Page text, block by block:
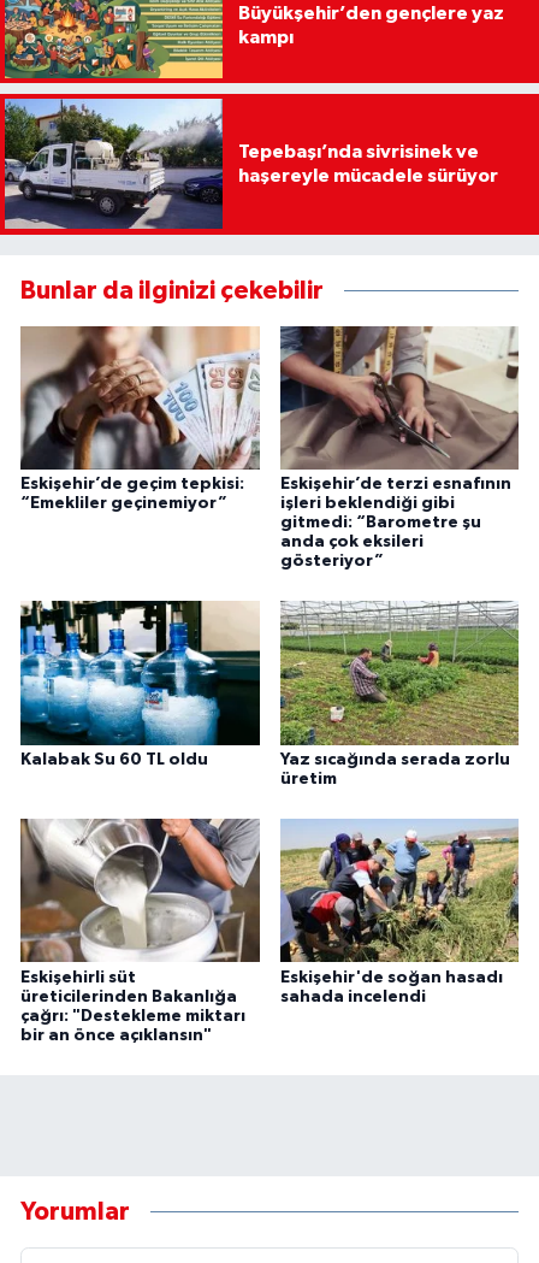
Büyükşehir’den gençlere yaz
kampı
Tepebaşı’nda sivrisinek ve
haşereyle mücadele sürüyor
Bunlar da ilginizi çekebilir
Eskişehir’de geçim tepkisi:
“Emekliler geçinemiyor”
Eskişehir’de terzi esnafının
işleri beklendiği gibi
gitmedi: “Barometre şu
anda çok eksileri
gösteriyor”
Kalabak Su 60 TL oldu
Yaz sıcağında serada zorlu
üretim
Eskişehirli süt
üreticilerinden Bakanlığa
çağrı: "Destekleme miktarı
bir an önce açıklansın"
Eskişehir'de soğan hasadı
sahada incelendi
Yorumlar